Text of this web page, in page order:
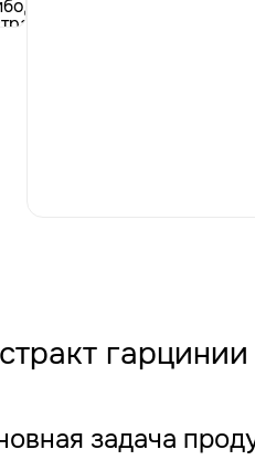
задача